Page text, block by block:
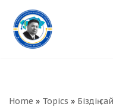
Skip
to
Home » Topics » Біздің